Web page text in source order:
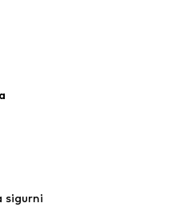
Ekskluzivno
sigurni